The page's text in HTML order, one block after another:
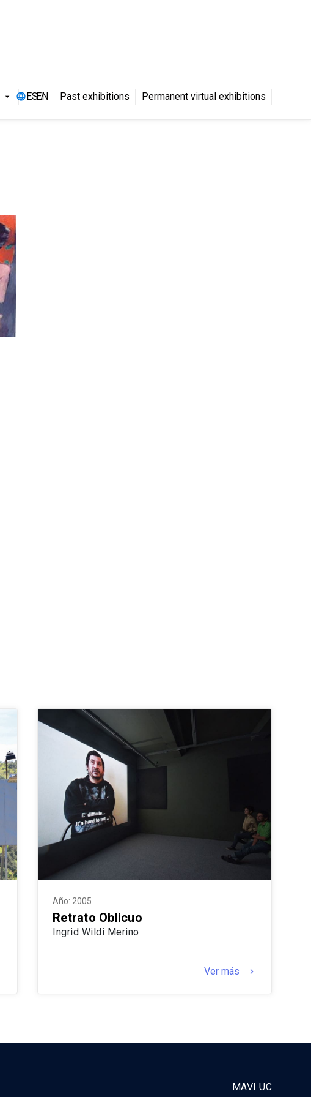
arrow_drop_down ESEN Past exhibitions Permanent virtual exhibitions
Año: 2005
Retrato Oblicuo
Ingrid Wildi Merino
Ver más keyboard_arrow_right
MAVI UC